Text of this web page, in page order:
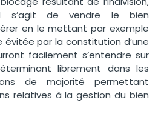
s’agit de vendre le bien
en le mettant par exemple
par la constitution d’une
facilement s’entendre sur
librement dans les
de majorité permettant
relatives à la gestion du bien